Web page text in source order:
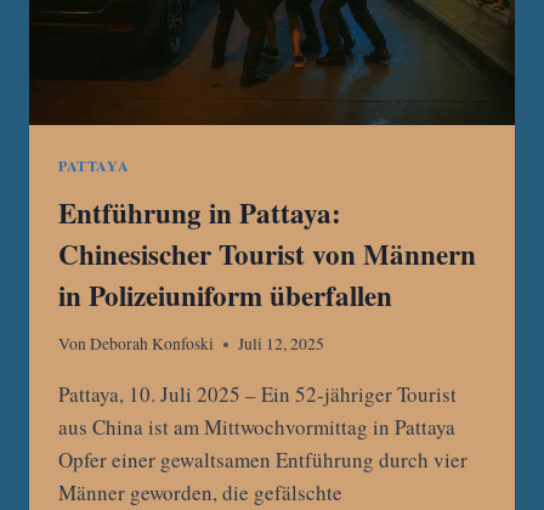
PATTAYA
Entführung in Pattaya:
Chinesischer Tourist von Männern
in Polizeiuniform überfallen
VonDeborah Konfoski Juli 12, 2025
Pattaya, 10. Juli 2025 – Ein 52-jähriger Tourist
aus China ist am Mittwochvormittag in Pattaya
Opfer einer gewaltsamen Entführung durch vier
Männer geworden, die gefälschte